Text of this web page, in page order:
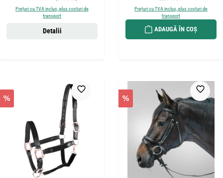
Prețuri cu TVA inclus, plus costuri de
transport
Detalii
Prețuri cu TVA inclus, plus costuri de
transport
ADAUGĂ ÎN COȘ
% %